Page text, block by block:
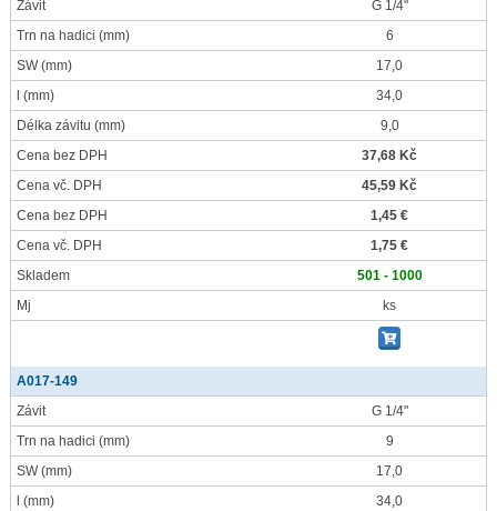
Závit
G 1/4"
Trn na hadici (mm)
6
SW(mm)
17,0
(mm)
34,0
Délka závitu (mm)
9,0
Cena bez DPH
37,68 Kč
Cena vč. DPH
45,59 Kč
Cena bez DPH
1,45 €
Cena vč. DPH
1,75 €
Skladem
501 - 1000
Mj
ks
A017-149
Závit
G 1/4"
Trn na hadici (mm)
9
SW(mm)
17,0
(mm)
34,0